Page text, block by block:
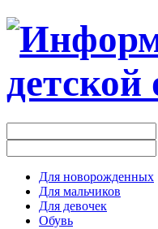
Для новорожденных
Для мальчиков
Для девочек
Обувь